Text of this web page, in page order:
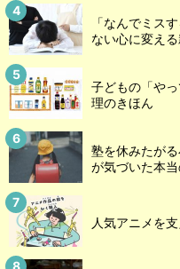
「なんでミス
ない心に変え
子どもの「や
理のきほん
塾を休みたが
が気づいた本
人気アニメを